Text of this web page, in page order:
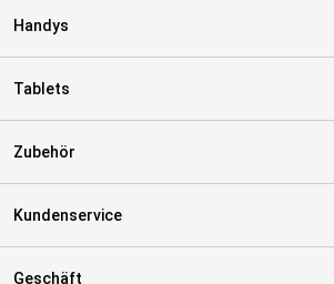
Handys
Tablets
Zubehör
Kundenservice
Geschäft